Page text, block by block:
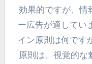
効果的ですが、情
ー広告が適してい
イン原則は何です
原則は、視覚的な